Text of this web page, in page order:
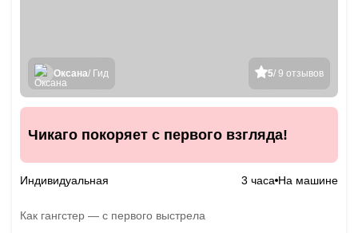
5/ 9 отзывов
Оксана/ Гид
Чикаго покоряет с первого взгляда!
Индивидуальная 3 часа На машине
Как гангстер — с первого выстрела